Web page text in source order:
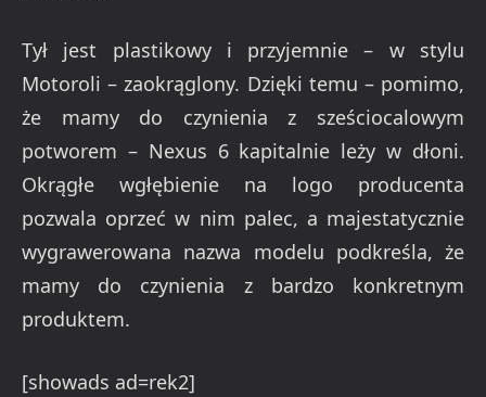
Tył jest plastikowy i przyjemnie – w stylu
Motoroli – zaokrąglony. Dzięki temu – pomimo,
że mamy do czynienia z sześciocalowym
potworem – Nexus 6 kapitalnie leży w dłoni.
Okrągłe wgłębienie na logo producenta
pozwala oprzeć w nim palec, a majestatycznie
wygrawerowana nazwa modelu podkreśla, że
mamy do czynienia z bardzo konkretnym
produktem.
[showads ad=rek2]